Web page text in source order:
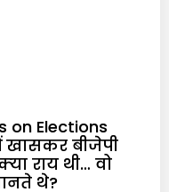
on Elections
खासकर बीजेपी
राय थी… वो
थे?